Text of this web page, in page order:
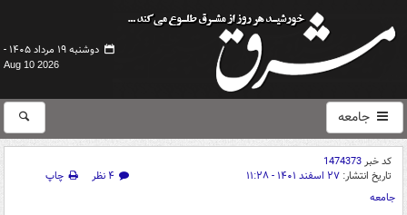
دوشنبه ۱۹ مرداد ۱۴۰۵ -
Aug 10 2026
جامعه
کد خبر1474373
تاریخ انتشار: ۲۷ اسفند ۱۴۰۱ - ۱۱:۲۸ ۴ نظر
چاپ
جامعه